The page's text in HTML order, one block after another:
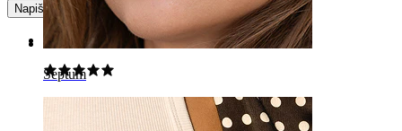
Septum
Napište recenzi
Rating
super spokojený